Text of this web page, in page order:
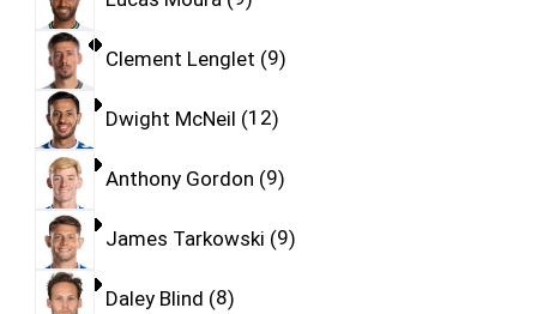
Clement Lenglet 9
Dwight McNeil 12
Anthony Gordon 9
James Tarkowski 9
Daley Blind 8